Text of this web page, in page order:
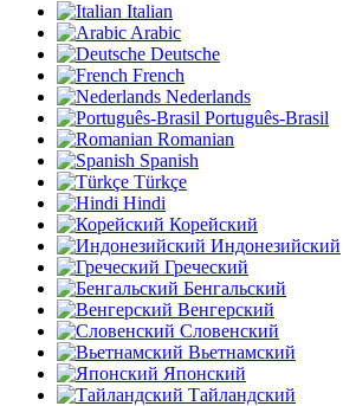
Italian
Arabic
Deutsche
French
Nederlands
Português-Brasil
Romanian
Spanish
Türkçe
Hindi
Корейский
Индонезийский
Греческий
Бенгальский
Венгерский
Словенский
Вьетнамский
Японский
Тайландский